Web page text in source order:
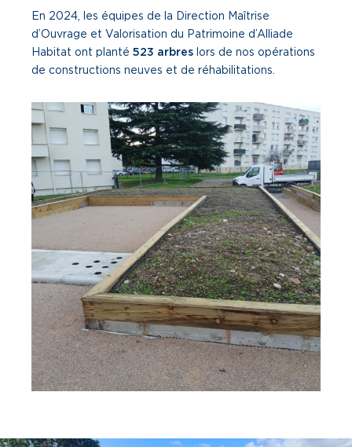
En 2024, les équipes de la Direction Maîtrise
d’Ouvrage et Valorisation du Patrimoine d’Alliade
Habitat ont planté 523 arbres lors de nos opérations
de constructions neuves et de réhabilitations.